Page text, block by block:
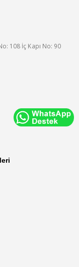
108 İç Kapı No: 90